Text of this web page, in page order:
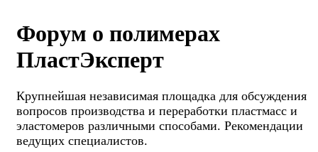
Форум о полимерах
ПластЭксперт
Крупнейшая независимая площадка для обсуждения
вопросов производства и переработки пластмасс и
эластомеров различными способами. Рекомендации
ведущих специалистов.